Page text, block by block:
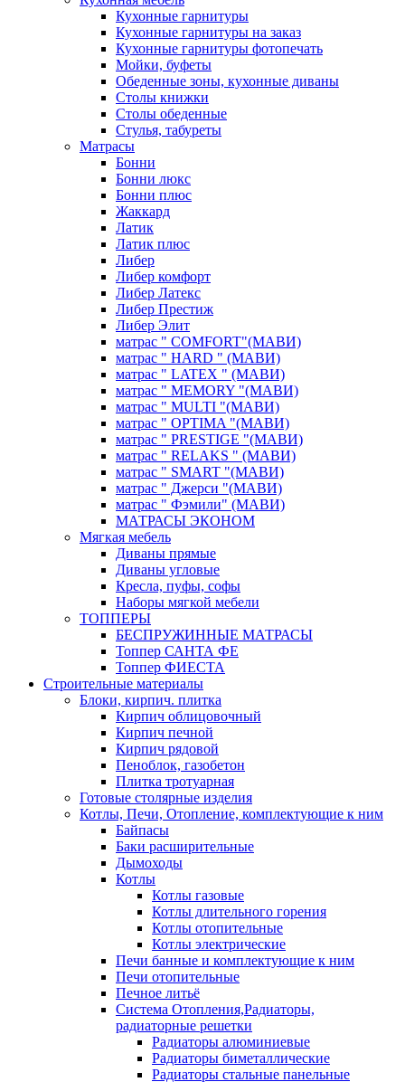
Кухонные гарнитуры
Кухонные гарнитуры на заказ
Кухонные гарнитуры фотопечать
Мойки, буфеты
Обеденные зоны, кухонные диваны
Столы книжки
Столы обеденные
Стулья, табуреты
Матрасы
Бонни
Бонни люкс
Бонни плюс
Жаккард
Латик
Латик плюс
Либер
Либер комфорт
Либер Латекс
Либер Престиж
Либер Элит
матрас " COMFORT"(МАВИ)
матрас " HARD " (МАВИ)
матрас " LATEX " (МАВИ)
матрас " MEMORY "(МАВИ)
матрас " MULTI "(МАВИ)
матрас " OPTIMA "(МАВИ)
матрас " PRESTIGE "(МАВИ)
матрас " RELAKS " (МАВИ)
матрас " SMART "(МАВИ)
матрас " Джерси "(МАВИ)
матрас " Фэмили" (МАВИ)
МАТРАСЫ ЭКОНОМ
Мягкая мебель
Диваны прямые
Диваны угловые
Кресла, пуфы, софы
Наборы мягкой мебели
ТОППЕРЫ
БЕСПРУЖИННЫЕ МАТРАСЫ
Топпер САНТА ФЕ
Топпер ФИЕСТА
Строительные материалы
Блоки, кирпич. плитка
Кирпич облицовочный
Кирпич печной
Кирпич рядовой
Пеноблок, газобетон
Плитка тротуарная
Готовые столярные изделия
Котлы, Печи, Отопление, комплектующие к ним
Байпасы
Баки расширительные
Дымоходы
Котлы
Котлы газовые
Котлы длительного горения
Котлы отопительные
Котлы электрические
Печи банные и комплектующие к ним
Печи отопительные
Печное литьё
Система Отопления,Радиаторы,
радиаторные решетки
Радиаторы алюминиевые
Радиаторы биметаллические
Радиаторы стальные панельные